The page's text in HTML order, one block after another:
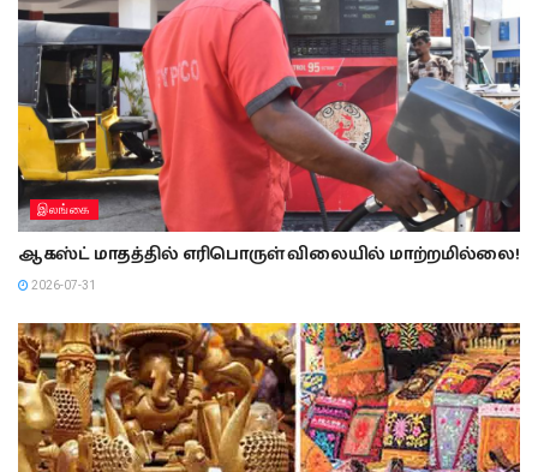
இலங்கை
ஆகஸ்ட் மாதத்தில் எரிபொருள் விலையில் மாற்றமில்லை!
2026-07-31